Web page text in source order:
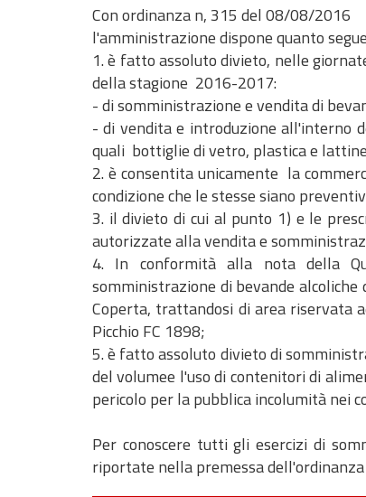
Con ordinanza n, 315 del 08/08/2016
l'amministrazione dispone quanto segue
1. è fatto assoluto divieto, nelle
della stagione 2016-2017:
- di somministrazione e vendita di
- di vendita e introduzione all'interno
quali bottiglie di vetro, plastica e
2. è consentita unicamente la
condizione che le stesse siano
3. il divieto di cui al punto 1) e le
autorizzate alla vendita e
4. In conformità alla nota della
somministrazione di bevande
Coperta, trattandosi di area riservata
Picchio FC 1898;
5. è fatto assoluto divieto di
del volumee l'uso di contenitori di
pericolo per la pubblica incolumità nei
Per conoscere tutti gli esercizi di
riportate nella premessa